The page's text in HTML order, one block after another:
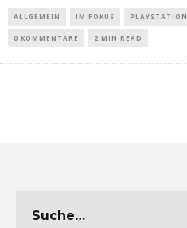
ALLGEMEIN IM FOKUS PLAYSTATION
0 KOMMENTARE 2 MIN READ